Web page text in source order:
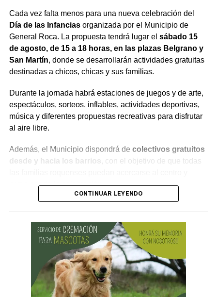
Cada vez falta menos para una nueva celebración del
Día de las Infanciasorganizada por el Municipio de
General Roca. La propuesta tendrá lugar el sábado 15
de agosto, de 15 a 18 horas, en las plazas Belgrano y
San Martín, donde se desarrollarán actividades gratuitas
destinadas a chicos, chicas y sus familias.
Durante la jornada habrá estaciones de juegos y de arte,
espectáculos, sorteos, inflables, actividades deportivas,
música y diferentes propuestas recreativas para disfrutar
al aire libre.
Además, el Municipio dispondrá de colectivos gratuitos
desde y hacia los barrios , con el objetivo de que todas
participar de la celebración.
¿Por qué se celebra el Día de las
Infancias?
La conmemoración tiene su origen en una
recomendación realizada por la Organización de las
Naciones Unidas (ONU) en 1954, mediante la cual se
propuso que los países destinaran una jornada para
promover la fraternidad entre niños y niñas y concientizar
CONTINUAR LEYENDO